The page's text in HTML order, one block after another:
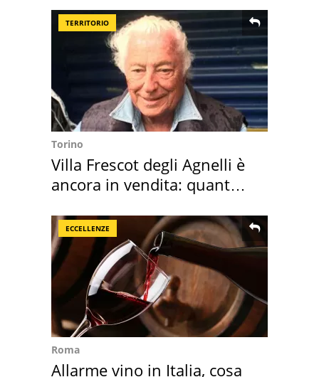
TERRITORIO
Torino
Villa Frescot degli Agnelli è
ancora in vendita: quanto
ECCELLENZE
Roma
Allarme vino in Italia, cosa